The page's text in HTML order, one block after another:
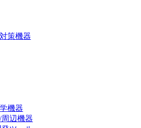
策機器
機器
辺機器